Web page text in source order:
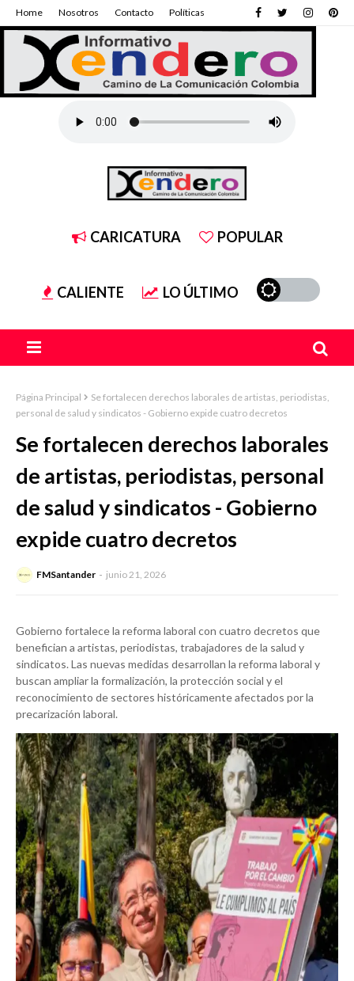
Home Nosotros Contacto Políticas
CARICATURA POPULAR
CALIENTE LO ÚLTIMO
Página Principal
Se fortalecen derechos laborales de artistas, periodistas,
personal de salud y sindicatos - Gobierno expide cuatro decretos
Se fortalecen derechos laborales
de artistas, periodistas, personal
de salud y sindicatos - Gobierno
expide cuatro decretos
FMSantander junio 21, 2026
Gobierno fortalece la reforma laboral con cuatro decretos que
benefician a artistas, periodistas, trabajadores de la salud y
sindicatos. Las nuevas medidas desarrollan la reforma laboral y
buscan ampliar la formalización, la protección social y el
reconocimiento de sectores históricamente afectados por la
precarización laboral.